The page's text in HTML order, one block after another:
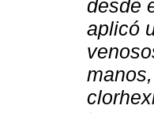
desde
aplicó